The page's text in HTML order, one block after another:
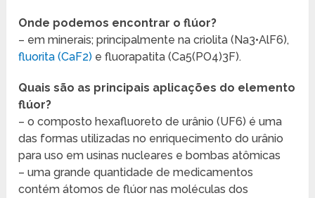
Onde podemos encontrar o flúor?
– em minerais; principalmente na criolita (Na3•AlF6),
fluorita (CaF2) e fluorapatita (Ca5(PO4)3F).
Quais são as principais aplicações do elemento
flúor?
– o composto hexafluoreto de urânio (UF6) é uma
das formas utilizadas no enriquecimento do urânio
para uso em usinas nucleares e bombas atômicas
– uma grande quantidade de medicamentos
contém átomos de flúor nas moléculas dos